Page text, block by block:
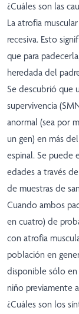
¿Cuáles son las
La atrofia
recesiva. Esto
que para
heredada del
Se descubrió que
supervivencia
anormal (sea por
un gen) en más
espinal. Se puede
edades a través
de muestras de
Cuando ambos
en cuatro) de
con atrofia
población en
disponible sólo en
niño previamente
¿Cuáles son los